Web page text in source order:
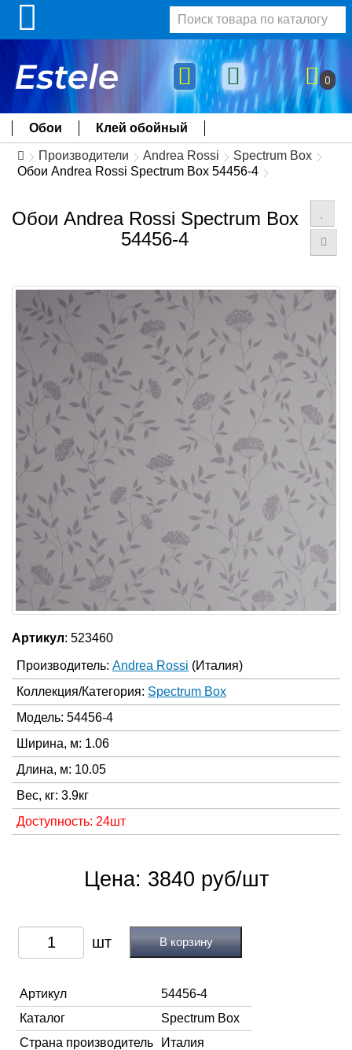
0
Обои Клей обойный
Производители Andrea Rossi
Spectrum Box
Обои Andrea Rossi Spectrum Box 54456-4
Обои Andrea Rossi Spectrum Box
54456-4
Артикул: 523460
Производитель: Andrea Rossi (Италия)
Коллекция/Категория: Spectrum Box
Модель: 54456-4
Ширина, м: 1.06
Длина, м: 10.05
Вес, кг: 3.9кг
Доступность: 24шт
Цена: 3840 руб/шт
В корзину
Артикул
54456-4
Каталог
Spectrum Box
Страна производитель
Италия